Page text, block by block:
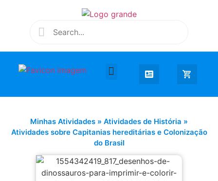
Minhas Atividades » Atividades de História »
Atividades sobre Capitanias hereditárias e Colonização
do Brasil